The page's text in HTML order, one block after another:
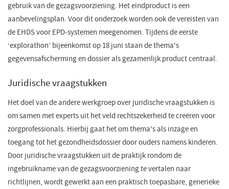
gebruik van de gezagsvoorziening. Het eindproduct is een
aanbevelingsplan. Voor dit onderzoek worden ook de vereisten van
de EHDS voor EPD-systemen meegenomen. Tijdens de eerste
‘explorathon’ bijeenkomst op 18 juni staan de thema's
gegevensafscherming en dossier als gezamenlijk product centraal.
Juridische vraagstukken
Het doel van de andere werkgroep over juridische vraagstukken is
om samen met experts uit het veld rechtszekerheid te creëren voor
zorgprofessionals. Hierbij gaat het om thema's als inzage en
toegang tot het gezondheidsdossier door ouders namens kinderen.
Door juridische vraagstukken uit de praktijk rondom de
ingebruikname van de gezagsvoorziening te vertalen naar
richtlijnen, wordt gewerkt aan een praktisch toepasbare, generieke